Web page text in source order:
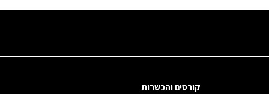
קורסים והכשרות